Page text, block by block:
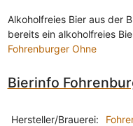
Alkoholfreies Bier aus der
bereits ein alkoholfreies
Fohrenburger Ohne
Bierinfo
Hersteller/Brauerei: